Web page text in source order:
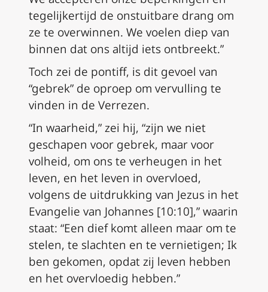
tegelijkertijd de onstuitbare drang om
ze te overwinnen. We voelen diep van
binnen dat ons altijd iets ontbreekt.”
Toch zei de pontiff, is dit gevoel van
“gebrek” de oproep om vervulling te
vinden in de Verrezen.
“In waarheid,” zei hij, “zijn we niet
geschapen voor gebrek, maar voor
volheid, om ons te verheugen in het
leven, en het leven in overvloed,
volgens de uitdrukking van Jezus in het
Evangelie van Johannes [10:10],” waarin
staat: “Een dief komt alleen maar om te
stelen, te slachten en te vernietigen; Ik
ben gekomen, opdat zij leven hebben
en het overvloedig hebben.”